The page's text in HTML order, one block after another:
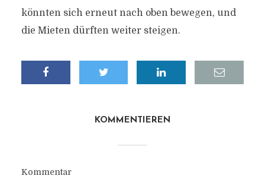
könnten sich erneut nach oben bewegen, und
die Mieten dürften weiter steigen.
KOMMENTIEREN
Kommentar